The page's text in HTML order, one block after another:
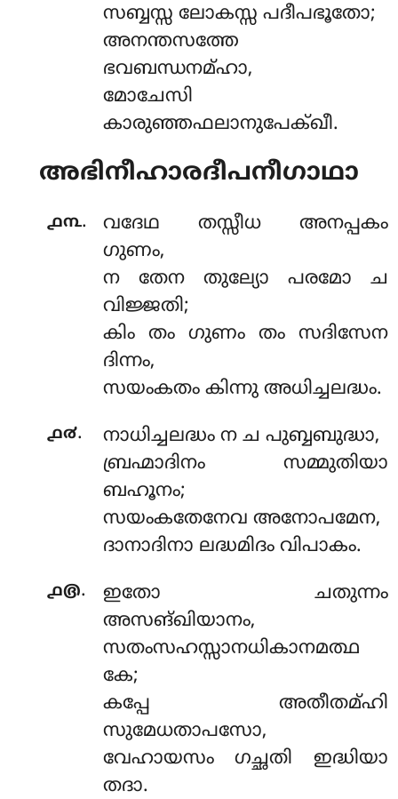
സബ്ബസ്സ ലോകസ്സ പദീപഭൂതോ;
അനന്തസത്തേ
ഭവബന്ധനമ്ഹാ,
മോചേസി
കാരുഞ്ഞഫലാനുപേക്ഖീ.
അഭിനീഹാരദീപനീഗാഥാ
൧൩.
വദേഥ തസ്സീധ അനപ്പകം
ഗുണം,
ന തേന തുല്യോ പരമോ ച
വിജ്ജതി;
കിം തം ഗുണം തം സദിസേന
ദിന്നം,
സയംകതം കിന്നു അധിച്ചലദ്ധം.
൧൪.
നാധിച്ചലദ്ധം ന ച പുബ്ബബുദ്ധാ,
ബ്രഹ്മാദിനം സമ്മുതിയാ
ബഹൂനം;
സയംകതേനേവ അനോപമേന,
ദാനാദിനാ ലദ്ധമിദം വിപാകം.
൧൫.
ഇതോ ചതുന്നം
അസങ്ഖിയാനം,
സതംസഹസ്സാനധികാനമത്ഥ
കേ;
കപ്പേ അതീതമ്ഹി
സുമേധതാപസോ,
വേഹായസം ഗച്ഛതി ഇദ്ധിയാ
തദാ.